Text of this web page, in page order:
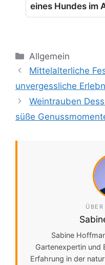
eines Hundes im
Kategorien
Allgemein
Mittelalterliche
unvergessliche
Weintrauben
süße
Sabine
Gartenexpertin und
Erfahrung in der